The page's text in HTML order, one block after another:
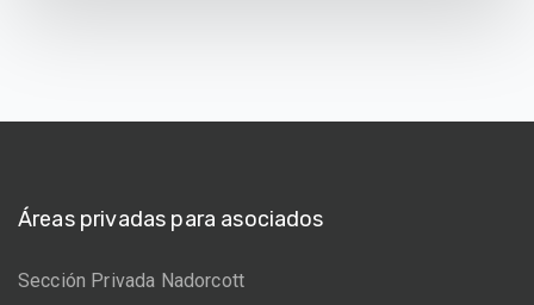
Áreas privadas para asociados
Sección Privada Nadorcott